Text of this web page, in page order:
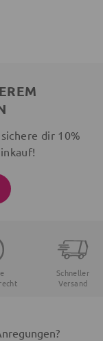
dir 10%
Schneller
Versand